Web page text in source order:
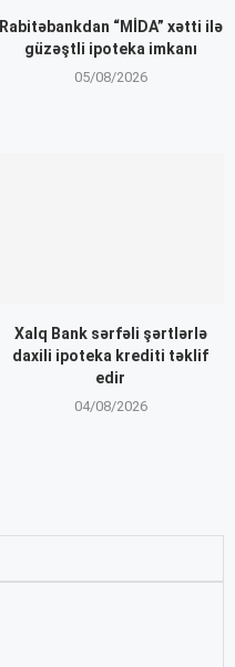
Rabitəbankdan “MİDA” xətti ilə
güzəştli ipoteka imkanı
05/08/2026
Xalq Bank sərfəli şərtlərlə
daxili ipoteka krediti təklif
edir
04/08/2026